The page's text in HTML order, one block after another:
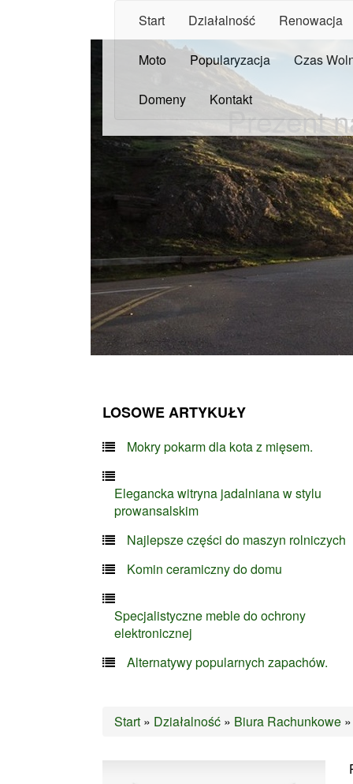
Start Działalność Renowacja
Moto Popularyzacja Czas
Domeny Kontakt
Prezent
LOSOWE ARTYKUŁY
Mokry pokarm dla kota z mięsem.
Elegancka witryna jadalniana w stylu
prowansalskim
Najlepsze części do maszyn rolniczych
Komin ceramiczny do domu
Specjalistyczne meble do ochrony
elektronicznej
Alternatywy popularnych zapachów.
Start » Działalność » Biura Rachunkowe